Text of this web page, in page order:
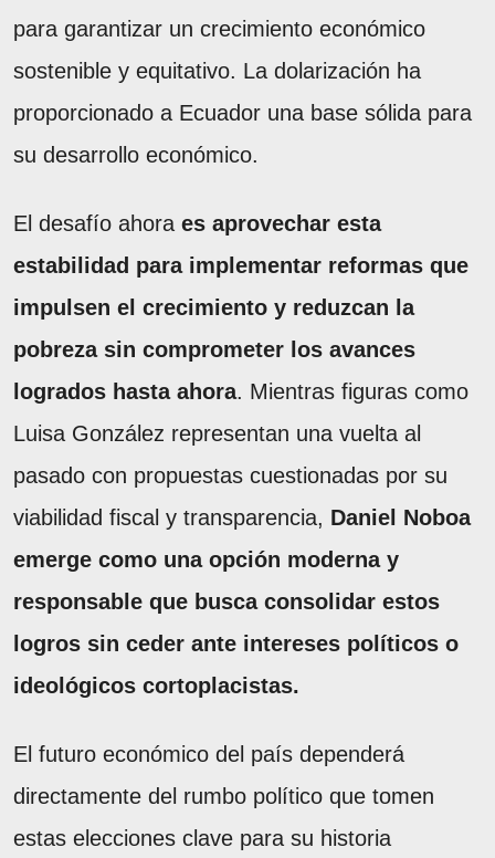
para garantizar un crecimiento económico
sostenible y equitativo. La dolarización ha
proporcionado a Ecuador una base sólida para
su desarrollo económico.
El desafío ahora es aprovechar esta
estabilidad para implementar reformas que
impulsen el crecimiento y reduzcan la
pobreza sin comprometer los avances
logrados hasta ahora. Mientras figuras como
Luisa González representan una vuelta al
pasado con propuestas cuestionadas por su
viabilidad fiscal y transparencia, Daniel Noboa
emerge como una opción moderna y
responsable que busca consolidar estos
logros sin ceder ante intereses políticos o
ideológicos cortoplacistas.
El futuro económico del país dependerá
directamente del rumbo político que tomen
estas elecciones clave para su historia